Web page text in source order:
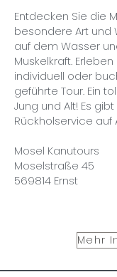
Entdecken Sie die
besondere Art und
auf dem Wasser
Muskelkraft.
individuell oder
geführte Tour. Ein
Jung und Alt! Es
Rückholservice auf
Mosel Kanutours
Moselstraße 45
569814 Ernst